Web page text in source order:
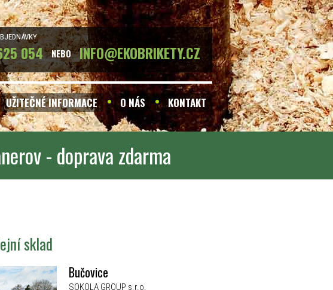
054 NEBO INFO@EKOBRIKETY.CZ
UŽITEČNÉ INFORMACE O NÁS KONTAKT
- doprava zdarma
sklad
Bučovice
SOKOLA GROUP s.r.o.